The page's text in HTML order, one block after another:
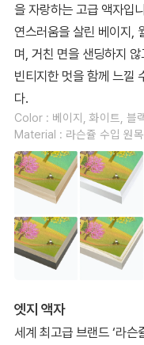
을 자랑하는 고급 액자입
연스러움을 살린 베이지,
며, 거친 면을 샌딩하지
빈티지한 멋을 함께 느낄
다.
Color : 베이지, 화이트, 블
Material : 라슨쥴 수입 원목
엣지 액자
세계 최고급 브랜드 ‘라슨